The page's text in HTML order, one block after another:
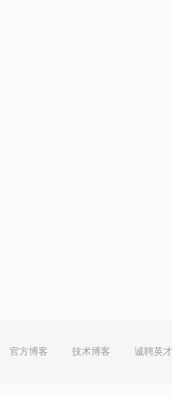
官方博客 技术博客 诚聘英才